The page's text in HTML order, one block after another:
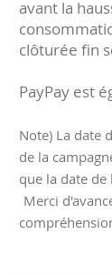
avant la
clôturée fin
PayPay est
Note) La date
de la
que la date
Merci